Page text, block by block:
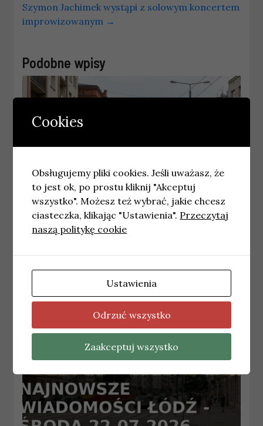
Szymon Jachimek wystąpi z solowym koncertem
improwizowanym →
Podobne wpisy
ŁÓDŹ
Najnowsze wiadomości Łódź –
Cookies
Obsługujemy pliki cookies. Jeśli uważasz, że
to jest ok, po prostu kliknij "Akceptuj
wszystko". Możesz też wybrać, jakie chcesz
ciasteczka, klikając "Ustawienia". Przeczytaj
naszą politykę cookie
Ustawienia
Odrzuć wszystko
Zaakceptuj wszystko